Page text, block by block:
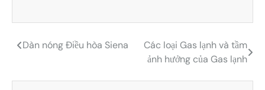
Điều
Dàn nóng Điều hòa Siena
Các loại Gas lạnh và tầm
ảnh hưởng của Gas lạnh